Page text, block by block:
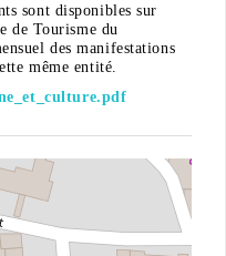
sont disponibles sur
de Tourisme du
des manifestations
même entité.